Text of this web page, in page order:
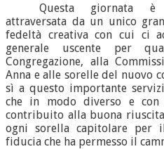
Questa giornata è
attraversata da un unico
fedeltà creativa con cui ci
generale uscente per
Congregazione, alla
Anna e alle sorelle del nuovo
sì a questo importante
che in modo diverso e
contribuito alla buona
ogni sorella capitolare
fiducia che ha permesso il